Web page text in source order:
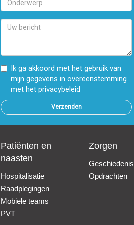
bent
op
Uw
Ik ga akkoord met het gebruik van
mijn gegevens in overeenstemming
met het privacybeleid
Patiënten en
naasten
Hospitalisatie
Raadplegingen
Mobiele teams
PVT
Zorgen
Geschiedenis
Opdrachten